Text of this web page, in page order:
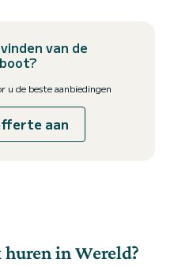
van de
u de beste aanbiedingen
aan
in Wereld?